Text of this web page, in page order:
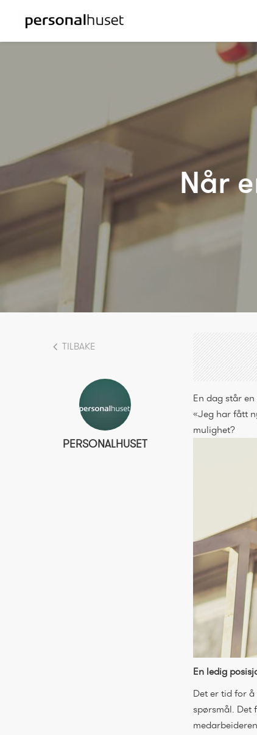
Når
TILBAKE
PERSONALHUSET
En dag står
«Jeg har fått
mulighet?
En ledig
Det er tid for
spørsmål. Det